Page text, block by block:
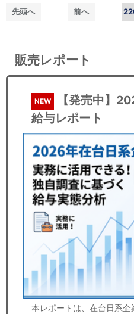
先頭へ 前へ
販売レポート
NEW
【発売中】
給与レポート
本レポートは、在台日系